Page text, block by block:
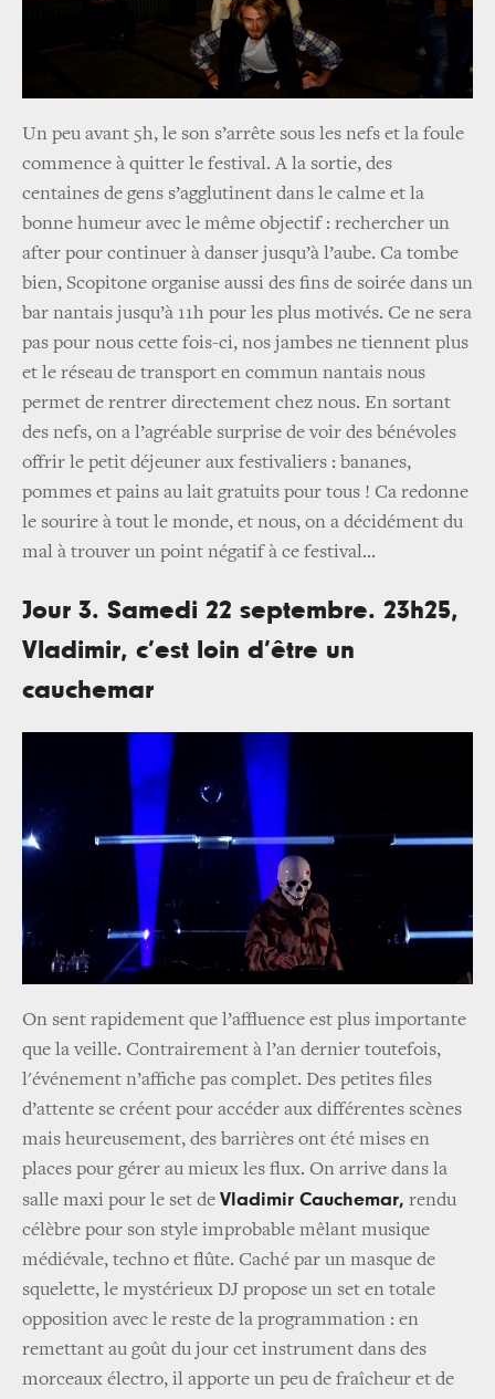
Un peu avant 5h, le son s’arrête sous les nefs et la foule
commence à quitter le festival. A la sortie, des
centaines de gens s’agglutinent dans le calme et la
bonne humeur avec le même objectif : rechercher un
after pour continuer à danser jusqu’à l’aube. Ca tombe
bien, Scopitone organise aussi des fins de soirée dans un
bar nantais jusqu’à 11h pour les plus motivés. Ce ne sera
pas pour nous cette fois-ci, nos jambes ne tiennent plus
et le réseau de transport en commun nantais nous
permet de rentrer directement chez nous. En sortant
des nefs, on a l’agréable surprise de voir des bénévoles
offrir le petit déjeuner aux festivaliers : bananes,
pommes et pains au lait gratuits pour tous ! Ca redonne
le sourire à tout le monde, et nous, on a décidément du
mal à trouver un point négatif à ce festival...
Jour 3. Samedi 22 septembre. 23h25,
Vladimir, c’est loin d’être un
cauchemar
On sent rapidement que l’affluence est plus importante
que la veille. Contrairement à l’an dernier toutefois,
l'événement n’affiche pas complet. Des petites files
d’attente se créent pour accéder aux différentes scènes
mais heureusement, des barrières ont été mises en
places pour gérer au mieux les flux. On arrive dans la
salle maxi pour le set de Vladimir Cauchemar, rendu
célèbre pour son style improbable mêlant musique
médiévale, techno et flûte. Caché par un masque de
squelette, le mystérieux DJ propose un set en totale
opposition avec le reste de la programmation : en
remettant au goût du jour cet instrument dans des
morceaux électro, il apporte un peu de fraîcheur et de